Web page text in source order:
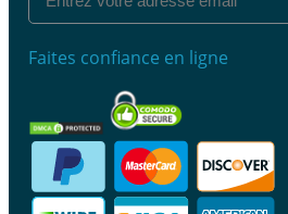
Faites confiance en ligne